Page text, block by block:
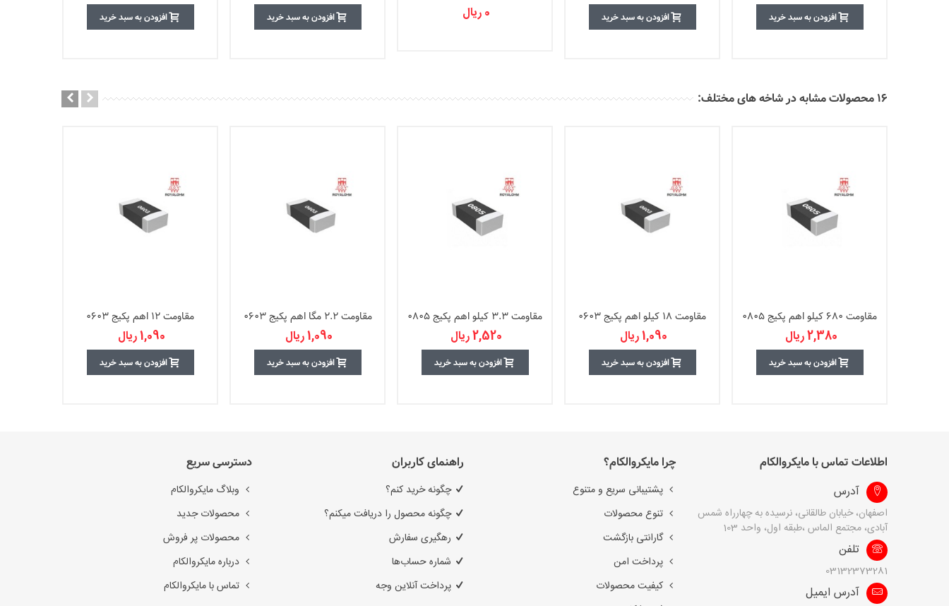
افزودن به سبد خرید افزودن به سبد خرید
ATmega328P 5V 16MHz
0 ریال افزودن به سبد خرید افزودن به سبد خرید
16 محصولات مشابه در شاخه های مختلف:
مقاومت 680 کیلو اهم پکیج 0805
2,380 ریال
افزودن به سبد خرید
مقاومت 18 کیلو اهم پکیج 0603
1,090 ریال
افزودن به سبد خرید
مقاومت 3.3 کیلو اهم پکیج 0805
2,520 ریال
افزودن به سبد خرید
مقاومت 2.2 مگا اهم پکیج 0603
1,090 ریال
افزودن به سبد خرید
مقاومت 12 اهم پکیج 0603
1,090 ریال
افزودن به سبد خرید
اطلاعات تماس با مایکروالکام
آدرس
اصفهان، خیابان طالقانی، نرسیده به چهارراه شمس
آبادی، مجتمع الماس ،طبقه اول، واحد 103
تلفن
03132373281
آدرس ایمیل
چرا مایکروالکام؟
پشتیبانی سریع و متنوع
تنوع محصولات
گارانتی بازگشت
پرداخت امن
کیفیت محصولات
راهنمای کاربران
چگونه خرید کنم؟
چگونه محصول را دریافت میکنم؟
رهگیری سفارش
شماره حساب‌ها
پرداخت آنلاین وجه
دسترسی سریع
وبلاگ مایکروالکام
محصولات جدید
محصولات پر فروش
درباره مایکروالکام
تماس با مایکروالکام